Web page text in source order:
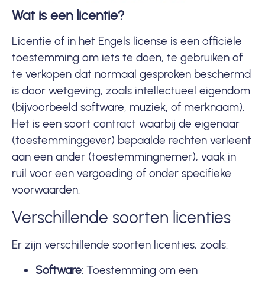
Wat is een licentie?
Licentie of in het Engels license is een officiële
toestemming om iets te doen, te gebruiken of
te verkopen dat normaal gesproken beschermd
is door wetgeving, zoals intellectueel eigendom
(bijvoorbeeld software, muziek, of merknaam).
Het is een soort contract waarbij de eigenaar
(toestemminggever) bepaalde rechten verleent
aan een ander (toestemmingnemer), vaak in
ruil voor een vergoeding of onder specifieke
voorwaarden.
Verschillende soorten licenties
Er zijn verschillende soorten licenties, zoals:
Software: Toestemming om een